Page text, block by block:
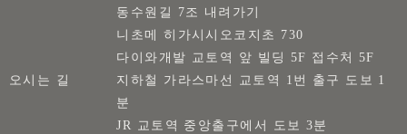
동수원길 7조 내려가기
니초메 히가시시오코지초 730
다이와개발 교토역 앞 빌딩 5F 접수처 5F
오시는 길
지하철 가라스마선 교토역 1번 출구 도보 1
분
JR 교토역 중앙출구에서 도보 3분